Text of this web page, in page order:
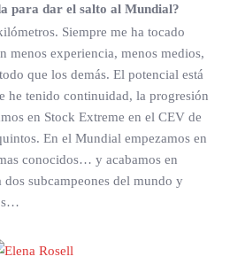
para dar el salto al Mundial?
Siempre me ha tocado
menos experiencia, menos medios,
que los demás. El potencial está
he tenido continuidad, la progresión
en Stock Extreme en el CEV de
En el Mundial empezamos en
conocidos… y acabamos en
dos subcampeones del mundo y